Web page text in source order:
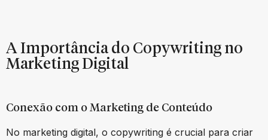
A Importância do Copywriting no
Marketing Digital
Conexão com o Marketing de Conteúdo
No marketing digital, o copywriting é crucial para criar